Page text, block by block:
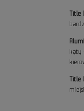
Title
kąty
Title